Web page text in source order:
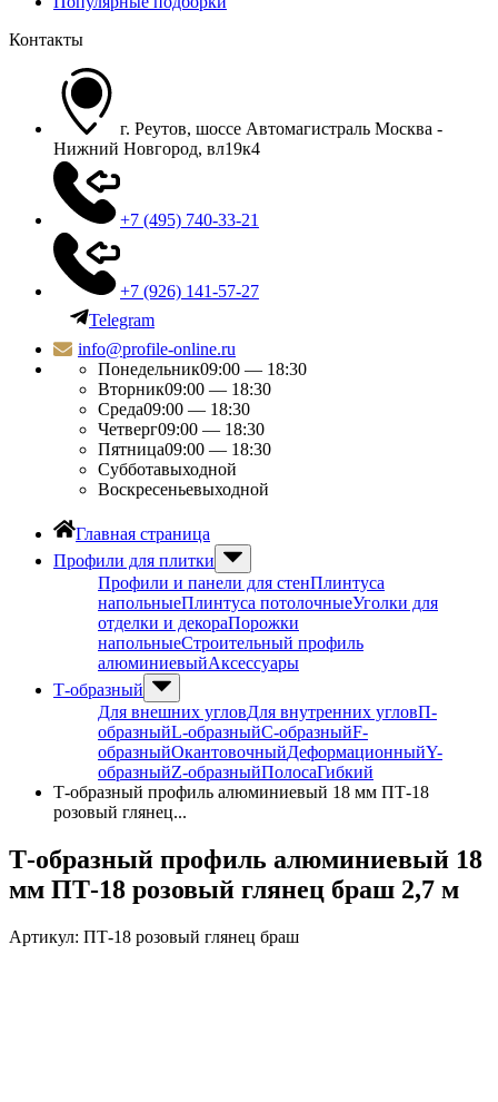
Контакты
г. Реутов, шоссе Автомагистраль Москва -
Нижний Новгород, вл19к4
+7 (495) 740-33-21
+7 (926) 141-57-27
Telegram
info@profile-online.ru
Понедельник09:00 — 18:30
Вторник09:00 — 18:30
Среда09:00 — 18:30
Четверг09:00 — 18:30
Пятница09:00 — 18:30
Субботавыходной
Воскресеньевыходной
Главная страница
Профили для плитки
Профили и панели для стенПлинтуса
напольныеПлинтуса потолочныеУголки для
отделки и декораПорожки
напольныеСтроительный профиль
алюминиевыйАксессуары
Т-образный
Для внешних угловДля внутренних угловП-
образныйL-образныйС-образныйF-
образныйОкантовочныйДеформационныйY-
образныйZ-образныйПолосаГибкий
Т-образный профиль алюминиевый 18 мм ПТ-18
розовый глянец...
Т-образный профиль алюминиевый 18
мм ПТ-18 розовый глянец браш 2,7 м
Артикул: ПТ-18 розовый глянец браш